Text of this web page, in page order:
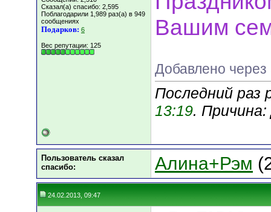
Сказал(а) спасибо: 2,595
Поблагодарили 1,989 раз(а) в 949
сообщениях
Подарков: 6
Вес репутации: 125
Вашим
Добавлено
Последний раз
13:19.
Пользователь сказал
cпасибо:
Алина+Рэм
24.02.2013, 09:47